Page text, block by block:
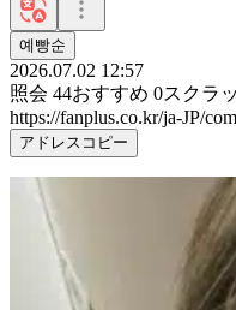
예빵순
2026.07.02 12:57
照会 44おすすめ 0スクラ
https://fanplus.co.kr/ja-JP/
アドレスコピー